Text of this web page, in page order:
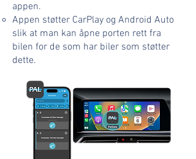
appen.
Appen støtter CarPlay og Android Auto
slik at man kan åpne porten rett fra
bilen for de som har biler som støtter
dette.